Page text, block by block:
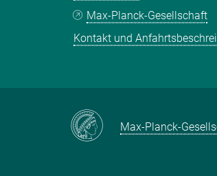
Max-Planck-Gesellschaft
Kontakt und
Max-Planck-